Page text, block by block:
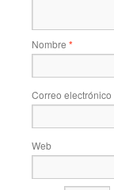
Nombre *
Correo electrónico
Web